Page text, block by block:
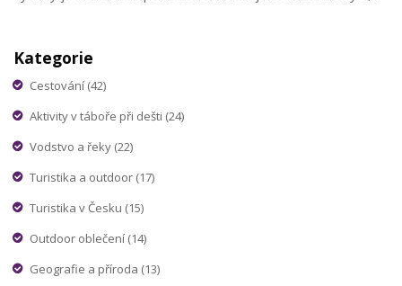
žhavá se sluncem nad hlavou.
Kategorie
Cestování (42)
Aktivity v táboře při dešti (24)
Vodstvo a řeky (22)
Turistika a outdoor (17)
Turistika v Česku (15)
Outdoor oblečení (14)
Geografie a příroda (13)